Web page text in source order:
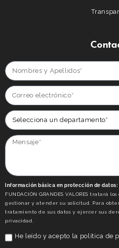
Información básica en protección de datos:
FUNDACIÓN GRANDES VALORES tratará
gestionar y atender su solicitud. Para
tratamiento de sus datos y ejercer sus
privacidad.
He leído y acepto la política de